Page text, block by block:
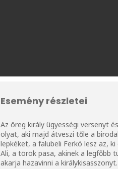
Esemény részletei
Az öreg király ügyességi versenyt
olyat, aki majd átveszi tőle a
lepkéket, a falubeli Ferkó lesz az,
Ali, a török pasa, akinek a legfőbb
akarja hazavinni a